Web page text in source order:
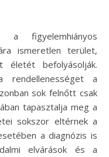
ismeretlen terület,
befolyásolják.
rendellenességet a
sok felnőtt csak
tapasztalja meg a
sokszor eltérnek a
a diagnózis is
elvárások és a